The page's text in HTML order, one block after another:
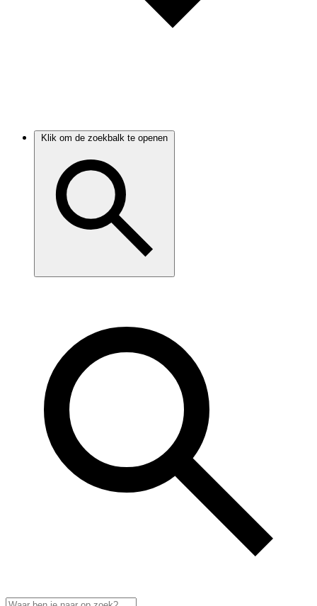
Klik om de zoekbalk te openen